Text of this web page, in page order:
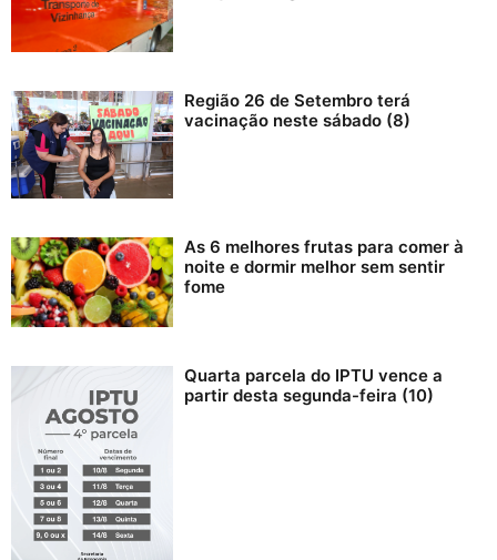
Região 26 de Setembro terá
vacinação neste sábado (8)
As 6 melhores frutas para comer à
noite e dormir melhor sem sentir
fome
Quarta parcela do IPTU vence a
partir desta segunda-feira (10)